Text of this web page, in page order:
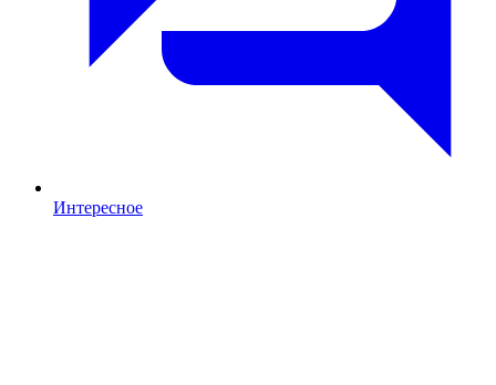
Интересное